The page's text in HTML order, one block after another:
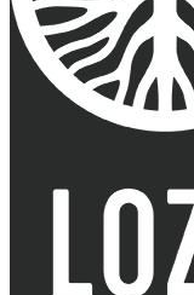
Last Tweets
Rättshaveri att
skolgång, det
Foundation
https://t.co/
Mar
När människor
#nopoverty